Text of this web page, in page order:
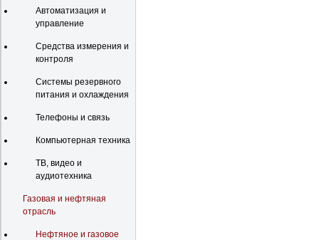
Автоматизация и
управление
Средства измерения и
контроля
Системы резервного
питания и охлаждения
Телефоны и связь
Компьютерная техника
ТВ, видео и
аудиотехника
Газовая и нефтяная
отрасль
Нефтяное и газовое